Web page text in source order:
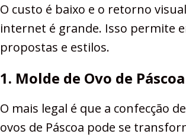
O custo é baixo e o retorno
internet é grande. Isso permite
propostas e estilos.
1. Molde de Ovo de Páscoa
O mais legal é que a confecção
ovos de Páscoa pode se